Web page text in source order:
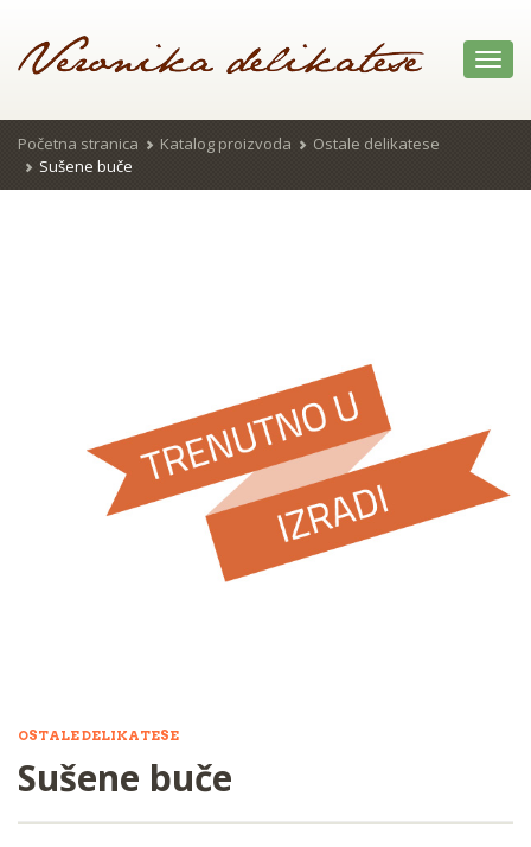
Početna stranica Katalog proizvoda
Ostale delikatese
Sušene buče
OSTALE DELIKATESE
Sušene buče